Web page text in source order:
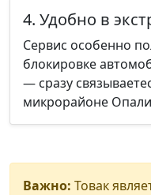
4. Удобно в
Сервис особенно
блокировке
— сразу
микрорайоне
Важно: Товак